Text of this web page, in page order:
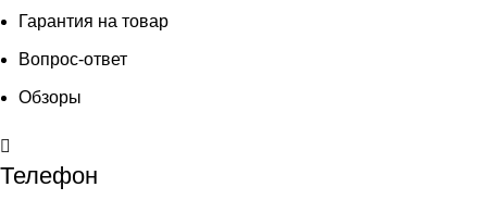
Гарантия на товар
Вопрос-ответ
Обзоры
Телефон